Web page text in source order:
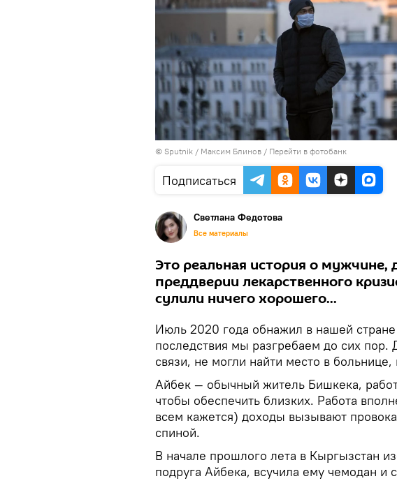
© Sputnik / Максим Блинов / Перейти в фотобанк
Подписаться
Светлана Федотова
Все материалы
Это реальная история о мужчине,
преддверии лекарственного
сулили ничего хорошего...
Июль 2020 года обнажил в нашей
последствия мы разгребаем до сих пор.
связи, не могли найти место в
Айбек — обычный житель Бишкека,
чтобы обеспечить близких. Работа
всем кажется) доходы вызывают
спиной.
В начале прошлого лета в Кыргызстан
подруга Айбека, всучила ему чемодан и